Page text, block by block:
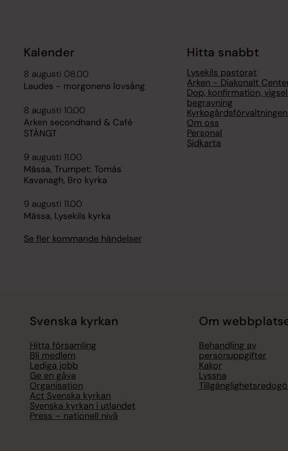
Kalender
8 augusti 08.00
Laudes - morgonens lovsång
8 augusti 10.00
Arken secondhand & Café
STÄNGT
9 augusti 11.00
Mässa, Trumpet: Tomás
Kavanagh, Bro kyrka
9 augusti 11.00
Mässa, Lysekils kyrka
Se fler kommande händelser
Hitta snabbt
Lysekils pastorat
Arken - Diakonalt
Dop, konfirmation,
begravning
Kyrkogårdsförvaltningen
Om oss
Personal
Sidkarta
Svenska kyrkan
Hitta församling
Bli medlem
Lediga jobb
Ge en gåva
Organisation
Act Svenska kyrkan
Svenska kyrkan i utlandet
Press – nationell nivå
Om
Behandling av
personuppgifter
Kakor
Lyssna